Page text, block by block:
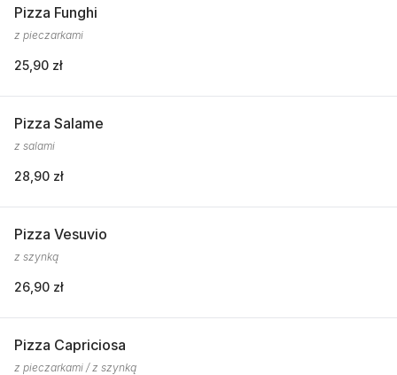
Pizza Funghi
z pieczarkami
25,90 zł
Pizza Salame
z salami
28,90 zł
Pizza Vesuvio
z szynką
26,90 zł
Pizza Capriciosa
z pieczarkami / z szynką